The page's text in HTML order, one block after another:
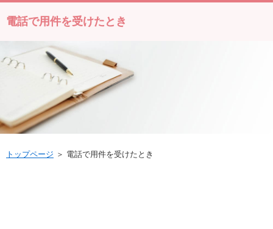
電話で用件を受けたとき
トップページ ＞ 電話で用件を受けたとき